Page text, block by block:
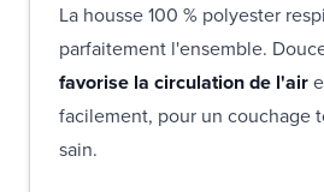
La housse 100 % polyester
parfaitement l'ensemble.
favorise la circulation de l'air
facilement, pour un couchage
sain.